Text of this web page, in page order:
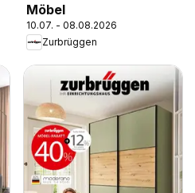
Möbel
10.07. - 08.08.2026
Zurbrüggen